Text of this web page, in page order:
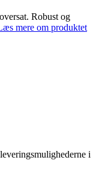
Robust og
mere om produktet
i